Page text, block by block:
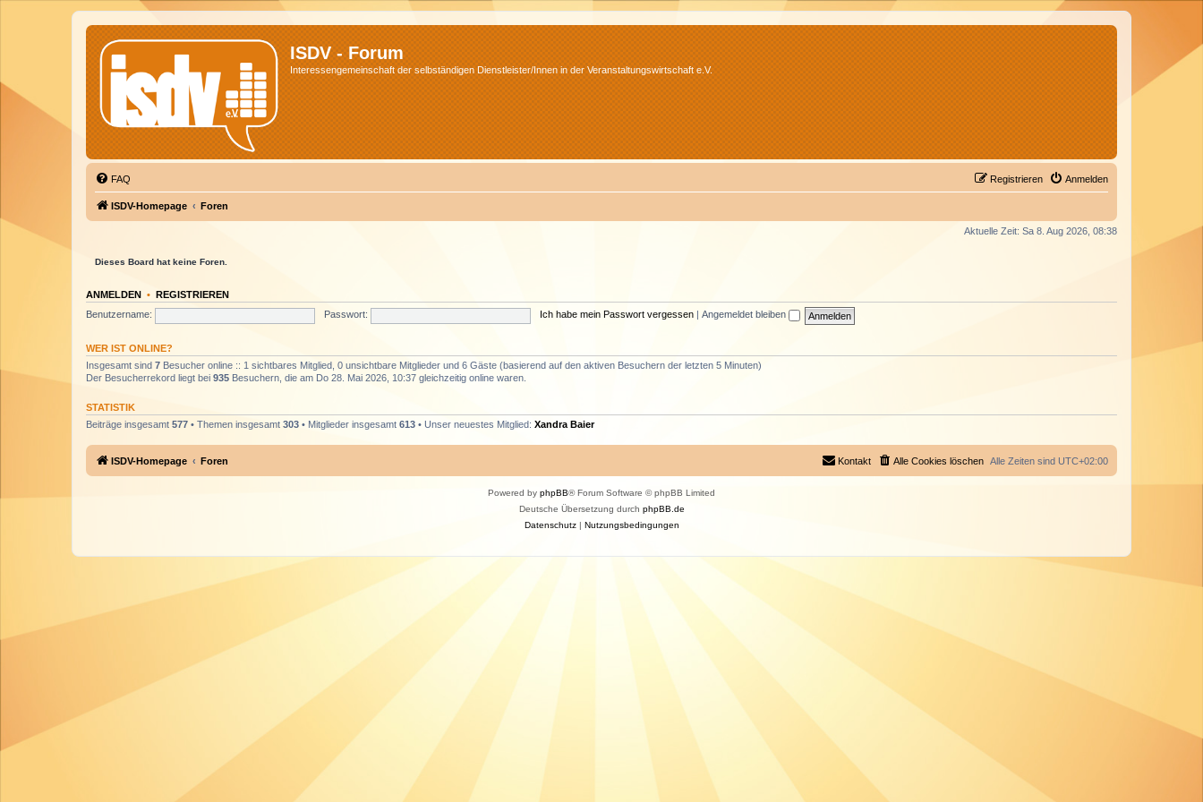
ISDV - Forum
Interessengemeinschaft der selbständigen Dienstleister/Innen in der Veranstaltungswirtschaft e.V.
FAQ Anmelden
Registrieren
ISDV-Homepage Foren
Aktuelle Zeit: Sa 8. Aug 2026, 08:38
Dieses Board hat keine Foren.
ANMELDEN • REGISTRIEREN
Benutzername:
Passwort: Ich habe mein Passwort vergessen Angemeldet bleiben
WER IST ONLINE?
Insgesamt sind 7 Besucher online :: 1 sichtbares Mitglied, 0 unsichtbare Mitglieder und 6 Gäste (basierend auf den aktiven Besuchern der letzten 5 Minuten)
Der Besucherrekord liegt bei 935 Besuchern, die am Do 28. Mai 2026, 10:37 gleichzeitig online waren.
STATISTIK
Beiträge insgesamt 577 • Themen insgesamt 303 • Mitglieder insgesamt 613 • Unser neuestes Mitglied: Xandra Baier
ISDV-Homepage Foren Alle Zeiten sind UTC+02:00
Alle Cookies löschen
Kontakt
Powered by phpBB® Forum Software © phpBB Limited
Deutsche Übersetzung durch phpBB.de
Datenschutz| Nutzungsbedingungen